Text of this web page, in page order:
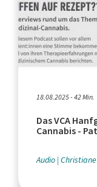
18.08.2025 - 42 Min.
Das VCA
Cannabis -
Audio